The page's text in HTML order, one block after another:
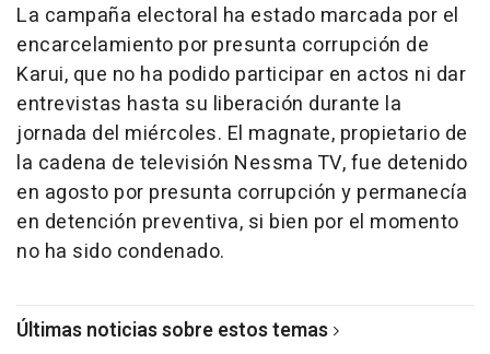
La campaña electoral ha estado marcada por el
encarcelamiento por presunta corrupción de
Karui, que no ha podido participar en actos ni dar
entrevistas hasta su liberación durante la
jornada del miércoles. El magnate, propietario de
la cadena de televisión Nessma TV, fue detenido
en agosto por presunta corrupción y permanecía
en detención preventiva, si bien por el momento
no ha sido condenado.
Últimas noticias sobre estos temas